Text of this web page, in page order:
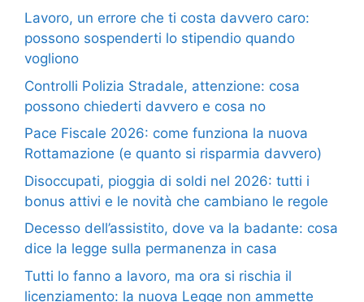
Lavoro, un errore che ti costa davvero caro:
possono sospenderti lo stipendio quando
vogliono
Controlli Polizia Stradale, attenzione: cosa
possono chiederti davvero e cosa no
Pace Fiscale 2026: come funziona la nuova
Rottamazione (e quanto si risparmia davvero)
Disoccupati, pioggia di soldi nel 2026: tutti i
bonus attivi e le novità che cambiano le regole
Decesso dell’assistito, dove va la badante: cosa
dice la legge sulla permanenza in casa
Tutti lo fanno a lavoro, ma ora si rischia il
licenziamento: la nuova Legge non ammette